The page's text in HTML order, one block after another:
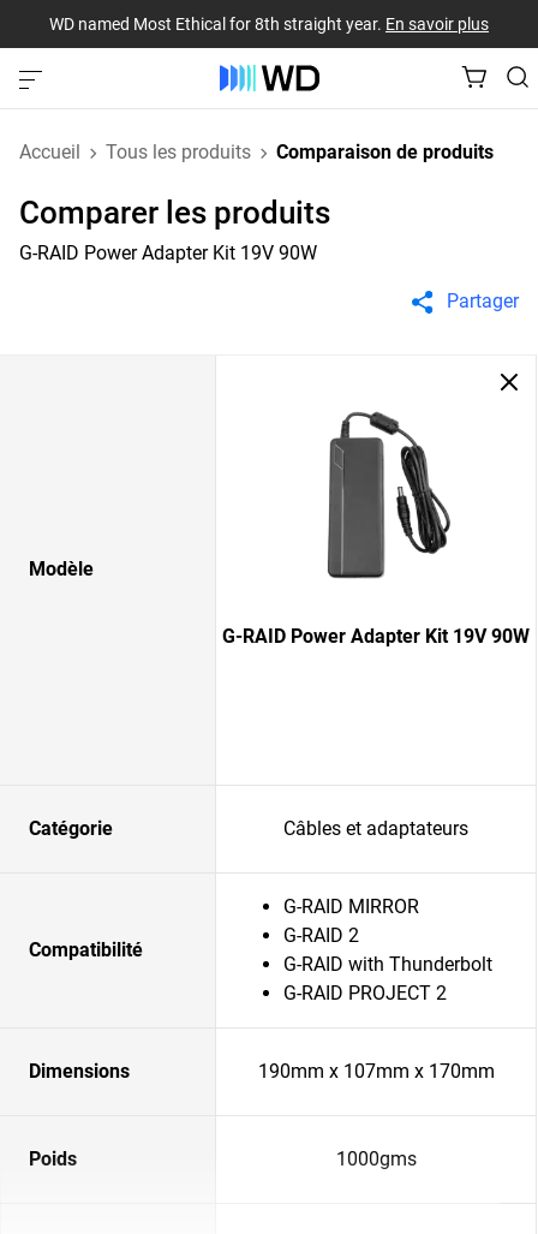
WD named Most Ethical for 8th straight year. En savoir plus
Accueil Tous les produits Comparaison de produits
Comparer les produits
G-RAID Power Adapter Kit 19V 90W
Partager
Modèle
G-RAID Power Adapter Kit 19V 90W
Catégorie Câbles et adaptateurs
Compatibilité
G-RAID MIRROR
G-RAID 2
G-RAID with Thunderbolt
G-RAID PROJECT 2
Dimensions 190mm x 107mm x 170mm
Poids 1000gms